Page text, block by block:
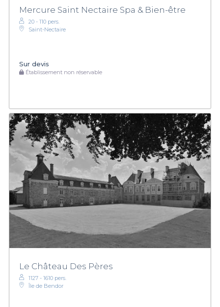
Mercure Saint Nectaire Spa & Bien-être
20 - 110 pers.
Saint-Nectaire
Sur devis
Établissement non réservable
Le Château Des Pères
1127 - 1610 pers.
Île de Bendor